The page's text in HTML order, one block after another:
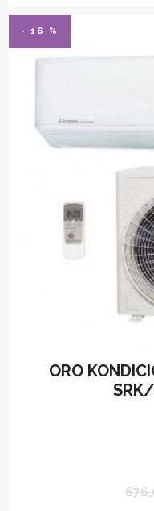
- 16 %
ORO